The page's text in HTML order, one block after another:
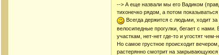
--> А еще назвали мы его Вадиком
тихонечко рядом, а потом
Всегда держится с людьми, ходит
велосипедные прогулки, бегает с нами.
участкам, нет-нет где-то и угостят чем-
Но самое грустное происходит
растерянно смотрит на